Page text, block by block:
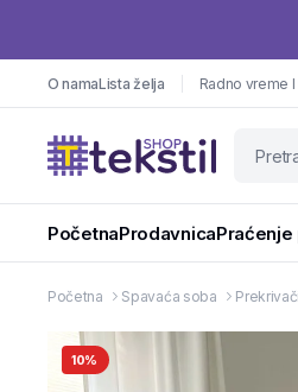
O namaLista želja Radno vreme
PočetnaProdavnica
Početna Spavaća soba Prekrivači
10%